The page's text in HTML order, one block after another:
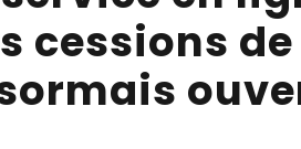
cessions